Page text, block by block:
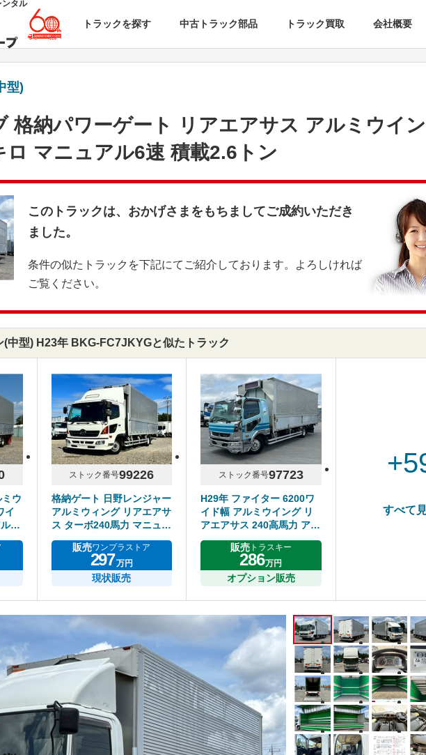
ンタル
トラックを探す 中古トラック部品 トラック買取 会社概要
型)
格納パワーゲート リアエアサス アルミウイ
ロ マニュアル6速 積載2.6トン
このトラックは、おかげさまをもちましてご成約いただき
ました。
条件の似たトラックを下記にてご紹介しております。よろしければ
ご覧ください。
(中型) H23年 BKG-FC7JKYGと似たトラック
ウ
イ
ミ
ストック番号99226
格納ゲート 日野レンジャー
アルミウィング リアエアサ
ス ターボ240馬力 マニュア
ル6速 積載2.3トン
販売ワンプラストア
297万円
現状販売
ストック番号97723
H29年 ファイター 6200ワ
イド幅 アルミウイング リ
アエアサス 240高馬力 アル
ミホイール メッキパーツ多
数 床鉄板 6MT
販売トラスキー
286万円
オプション販売
すべて